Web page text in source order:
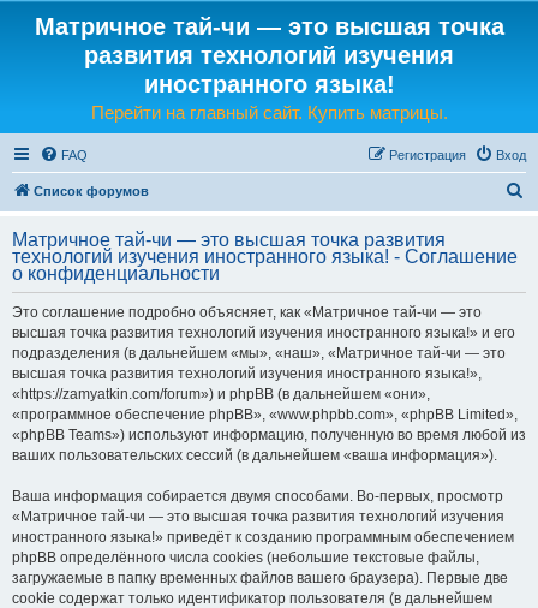
Матричное тай-чи — это высшая точка
развития технологий изучения
иностранного языка!
Перейти на главный сайт. Купить матрицы.
FAQ Вход
Регистрация
Список форумов
Матричное тай-чи — это высшая точка развития
технологий изучения иностранного языка! - Соглашение
о конфиденциальности
Это соглашение подробно объясняет, как «Матричное тай-чи — это
высшая точка развития технологий изучения иностранного языка!» и его
подразделения (в дальнейшем «мы», «наш», «Матричное тай-чи — это
высшая точка развития технологий изучения иностранного языка!»,
«https://zamyatkin.com/forum») и phpBB (в дальнейшем «они»,
«программное обеспечение phpBB», «www.phpbb.com», «phpBB Limited»,
«phpBB Teams») используют информацию, полученную во время любой из
ваших пользовательских сессий (в дальнейшем «ваша информация»).
Ваша информация собирается двумя способами. Во-первых, просмотр
«Матричное тай-чи — это высшая точка развития технологий изучения
иностранного языка!» приведёт к созданию программным обеспечением
phpBB определённого числа cookies (небольшие текстовые файлы,
загружаемые в папку временных файлов вашего браузера). Первые две
cookie содержат только идентификатор пользователя (в дальнейшем